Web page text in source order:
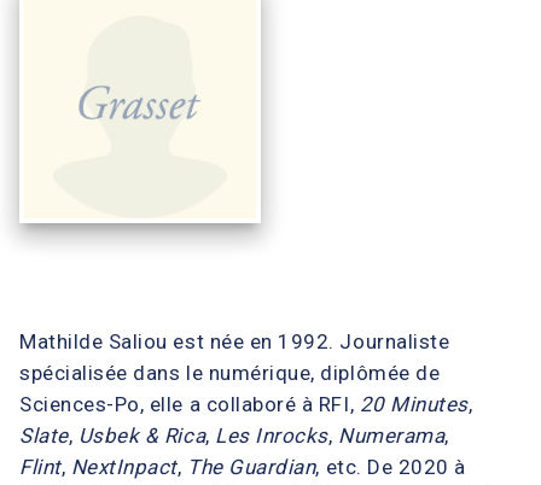
Mathilde Saliou est née en 1992. Journaliste
spécialisée dans le numérique, diplômée de
Sciences-Po, elle a collaboré à RFI, 20 Minutes,
Slate, Usbek & Rica, Les Inrocks, Numerama,
Flint, NextInpact, The Guardian, etc. De 2020 à